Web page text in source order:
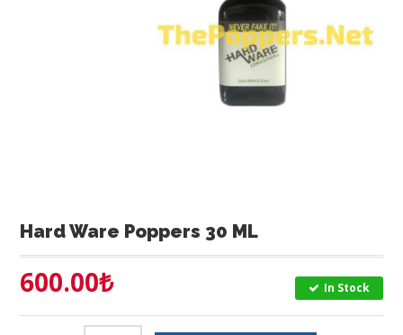
Hard Ware Poppers 30 ML
600.00₺ In Stock